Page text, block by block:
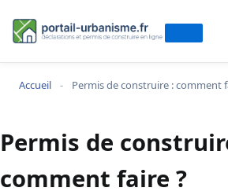
Accueil - Permis de construire : comment
Permis de
comment faire ?